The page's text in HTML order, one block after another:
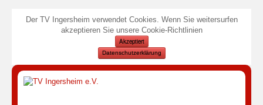
Der TV Ingersheim verwendet Cookies. Wenn Sie weitersurfen
akzeptieren Sie unsere Cookie-Richtlinien
Akzeptiert
Datenschutzerklärung